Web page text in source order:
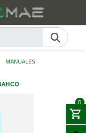
0
MANUALES